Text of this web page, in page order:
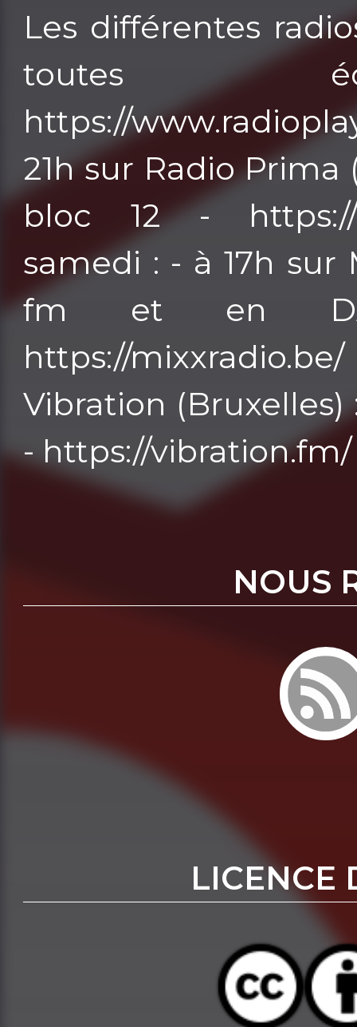
Les différentes
toutes
https://
21h sur Radio Prima
bloc 12 - https://
samedi : - à 17h sur
fm et en
https://
Vibration (Bruxelles)
- https://vibration.fm/
NOUS
LICENCE